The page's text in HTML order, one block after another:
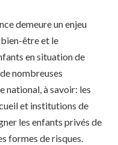
demeure un enjeu
être et le
en situation de
nombreuses
national, à savoir: les
et institutions de
les enfants privés de
formes de risques.